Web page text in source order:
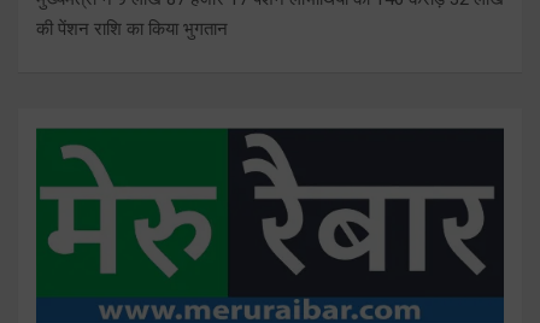
की पेंशन राशि का किया भुगतान